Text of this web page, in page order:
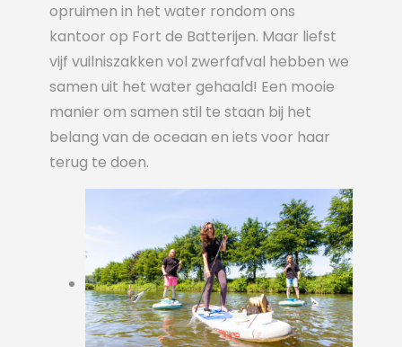
opruimen in het water rondom ons
kantoor op Fort de Batterijen. Maar liefst
vijf vuilniszakken vol zwerfafval hebben we
samen uit het water gehaald! Een mooie
manier om samen stil te staan bij het
belang van de oceaan en iets voor haar
terug te doen.